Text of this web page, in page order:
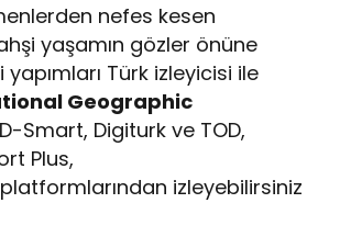
nefes kesen
yaşamın gözler önüne
Türk izleyicisi ile
Geographic
D-Smart, Digiturk ve TOD,
Plus,
izleyebilirsiniz